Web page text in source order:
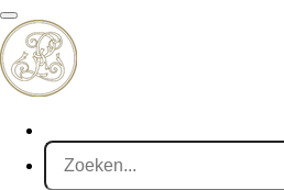
Ga
direct
naar
de
hoofdinhoud